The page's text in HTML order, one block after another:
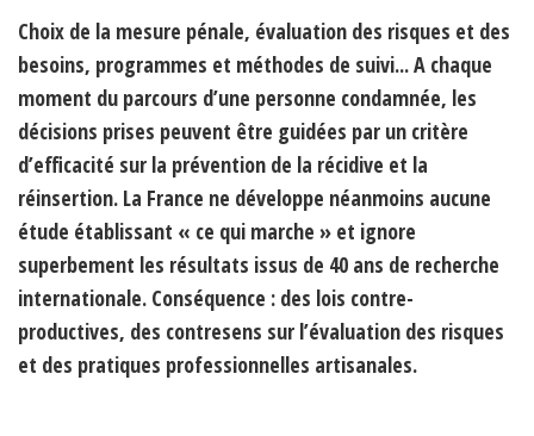
Choix de la mesure pénale, évaluation des risques et des
besoins, programmes et méthodes de suivi... A chaque
moment du parcours d’une personne condamnée, les
décisions prises peuvent être guidées par un critère
d’efficacité sur la prévention de la récidive et la
réinsertion. La France ne développe néanmoins aucune
étude établissant « ce qui marche » et ignore
superbement les résultats issus de 40 ans de recherche
internationale. Conséquence : des lois contre-
productives, des contresens sur l’évaluation des risques
et des pratiques professionnelles artisanales.